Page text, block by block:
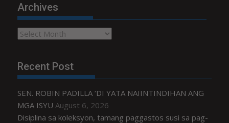
Archives
Archives
Recent Post
SEN. ROBIN PADILLA ‘DI YATA NAIINTINDIHAN ANG
MGA ISYU August 6, 2026
Disiplina sa koleksyon, tamang paggastos susi sa pag-